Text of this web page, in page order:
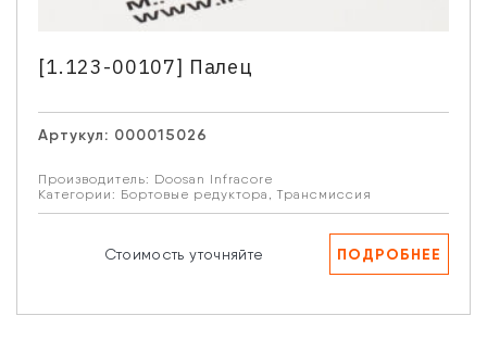
[1.123-00107] Палец
Артукул: 000015026
Производитель: Doosan Infracore
Категории: Бортовые редуктора , Трансмиссия
Стоимость уточняйте ПОДРОБНЕЕ